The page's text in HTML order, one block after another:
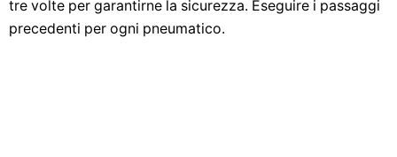
tre volte per garantirne la sicurezza. Eseguire i passaggi
precedenti per ogni pneumatico.